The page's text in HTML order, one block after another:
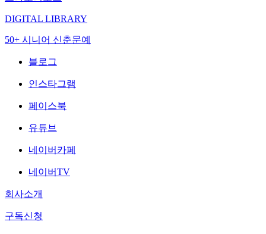
DIGITAL LIBRARY
50+ 시니어 신춘문예
블로그
인스타그램
페이스북
유튜브
네이버카페
네이버TV
회사소개
구독신청